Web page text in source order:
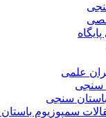
علمی
سنجی
سنجی
سمپوزیوم